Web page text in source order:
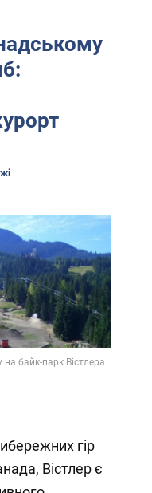
байк-парк Вістлера.
гір
Вістлер є